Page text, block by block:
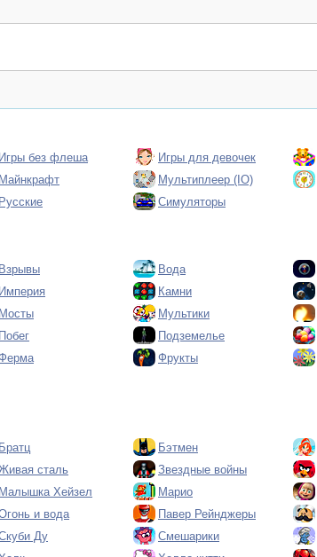
Игры без флеша Игры для девочек
Майнкрафт Мультиплеер (IO)
Русские Симуляторы
Взрывы Вода
Империя Камни
Мосты Мультики
Побег Подземелье
Фрукты
Братц Бэтмен
сталь Звездные войны
Малышка Хейзел Марио
и вода Павер Рейнджеры
Ду Смешарики